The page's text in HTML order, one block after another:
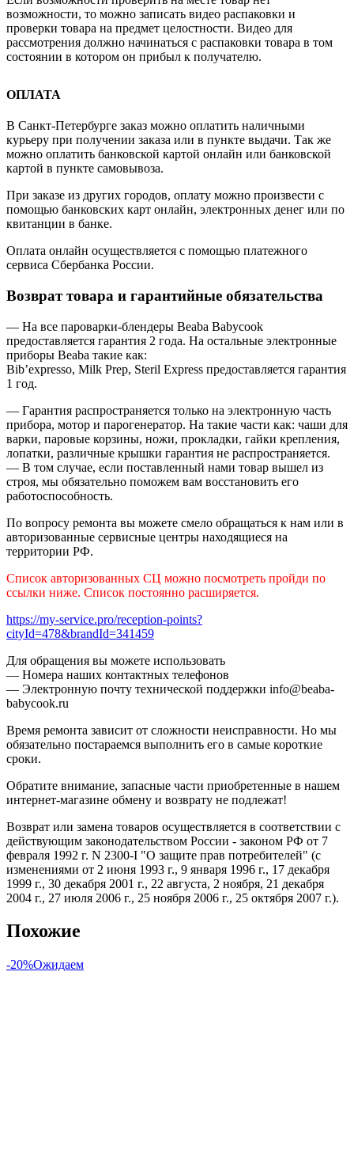
возможности, то можно записать видео распаковки и
проверки товара на предмет целостности. Видео для
рассмотрения должно начинаться с распаковки товара в том
состоянии в котором он прибыл к получателю.
ОПЛАТА
В Санкт-Петербурге заказ можно оплатить наличными
курьеру при получении заказа или в пункте выдачи. Так же
можно оплатить банковской картой онлайн или банковской
картой в пункте самовывоза.
При заказе из других городов, оплату можно произвести с
помощью банковских карт онлайн, электронных денег или по
квитанции в банке.
Оплата онлайн осуществляется с помощью платежного
сервиса Сбербанка России.
Возврат товара и гарантийные обязательства
— На все пароварки-блендеры Beaba Babycook
предоставляется гарантия 2 года. На остальные электронные
приборы Beaba такие как:
Bib’expresso, Milk Prep, Steril Express предоставляется гарантия
1 год.
— Гарантия распространяется только на электронную часть
прибора, мотор и парогенератор. На такие части как: чаши для
варки, паровые корзины, ножи, прокладки, гайки крепления,
лопатки, различные крышки гарантия не распространяется.
— В том случае, если поставленный нами товар вышел из
строя, мы обязательно поможем вам восстановить его
работоспособность.
По вопросу ремонта вы можете смело обращаться к нам или в
авторизованные сервисные центры находящиеся на
территории РФ.
Список авторизованных СЦ можно посмотреть пройди по
ссылки ниже. Список постоянно расширяется.
https://my-service.pro/reception-points?
cityId=478&brandId=341459
Для обращения вы можете использовать
— Номера наших контактных телефонов
— Электронную почту технической поддержки info@beaba-
babycook.ru
Время ремонта зависит от сложности неисправности. Но мы
обязательно постараемся выполнить его в самые короткие
сроки.
Обратите внимание, запасные части приобретенные в нашем
интернет-магазине обмену и возврату не подлежат!
Возврат или замена товаров осуществляется в соответствии с
действующим законодательством России - законом РФ от 7
февраля 1992 г. N 2300-I "О защите прав потребителей" (с
изменениями от 2 июня 1993 г., 9 января 1996 г., 17 декабря
1999 г., 30 декабря 2001 г., 22 августа, 2 ноября, 21 декабря
2004 г., 27 июля 2006 г., 25 ноября 2006 г., 25 октября 2007 г.).
Похожие
-20%Ожидаем